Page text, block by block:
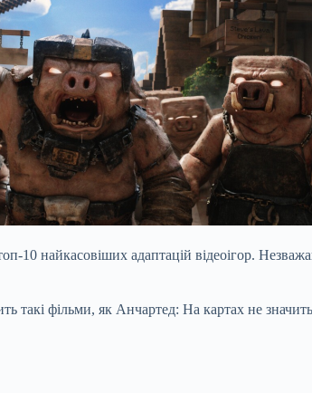
10 найкасовіших адаптацій відеоігор.
такі фільми, як Анчартед: На картах не